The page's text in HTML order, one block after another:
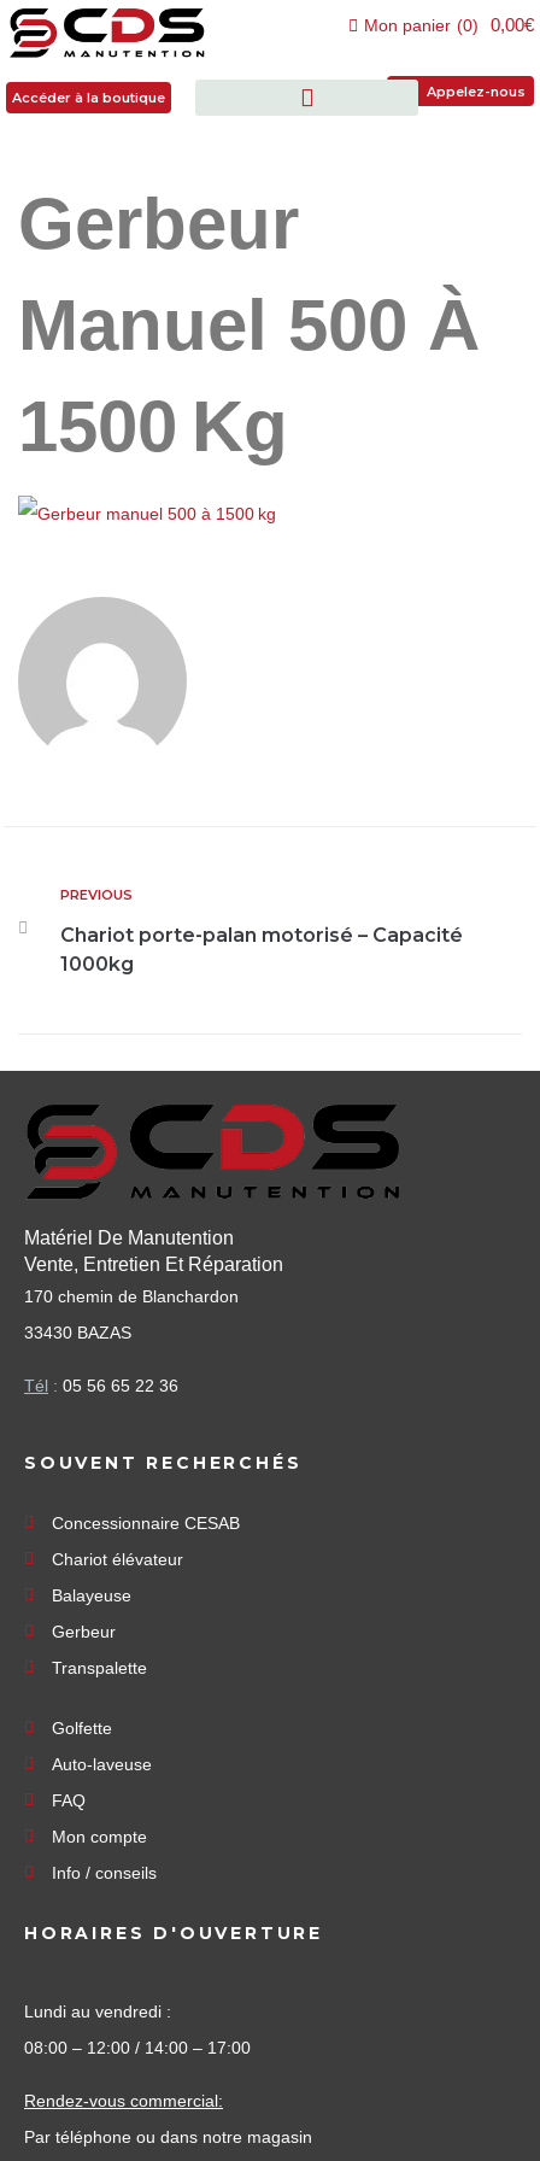
Accéder à la boutique
Mon panier (0) 0,00€
Appelez-nous
Gerbeur
Manuel 500 À
1500 Kg
PREVIOUS
Chariot porte-palan motorisé – Capacité
1000kg
Matériel De Manutention
Vente, Entretien Et Réparation
170 chemin de Blanchardon
33430 BAZAS
Tél : 05 56 65 22 36
SOUVENT RECHERCHÉS
Concessionnaire CESAB
Chariot élévateur
Balayeuse
Gerbeur
Transpalette
Golfette
Auto-laveuse
FAQ
Mon compte
Info / conseils
HORAIRES D'OUVERTURE
Lundi au vendredi :
08:00 – 12:00 / 14:00 – 17:00
Rendez-vous commercial:
Par téléphone ou dans notre magasin